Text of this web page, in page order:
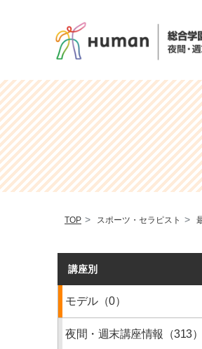
TOP スポーツ・セラピスト
講座別
モデル（0）
夜間・週末講座情報（313）